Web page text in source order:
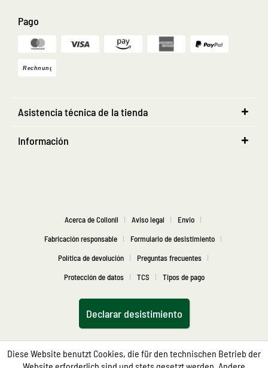
Pago
Asistencia técnica de la tienda
Información
Acerca de Collonil Aviso legal
Envio
Fabricación responsable
Formulario de desistimiento
Política de devolución
Preguntas frecuentes
Protección de datos
TCS Tipos de pago
Declarar desistimiento
Diese Website benutzt Cookies, die für den technischen Betrieb der